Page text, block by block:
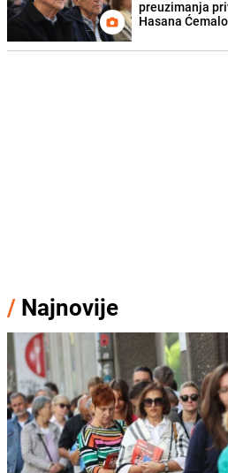
preuzimanja
Hasana
/ Najnovije